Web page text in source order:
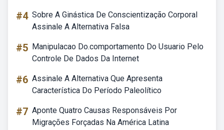
#4 Sobre A Ginástica De Conscientização Corporal
Assinale A Alternativa Falsa
#5 Manipulacao Do.comportamento Do Usuario Pelo
Controle De Dados Da Internet
#6 Assinale A Alternativa Que Apresenta
Característica Do Período Paleolítico
#7 Aponte Quatro Causas Responsáveis Por
Migrações Forçadas Na América Latina